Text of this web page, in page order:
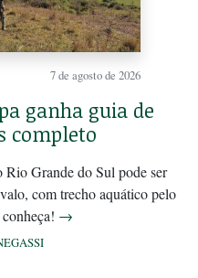
7 de agosto de 2026
ganha guia de
completo
Grande do Sul pode ser
com trecho aquático pelo
→